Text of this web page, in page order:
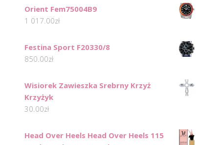
Orient Fem75004B9
1 017.00zł
Festina Sport F20330/8
850.00zł
Wisiorek Zawieszka Srebrny Krzyż
Krzyżyk
30.00zł
Head Over Heels Head Over Heels 115